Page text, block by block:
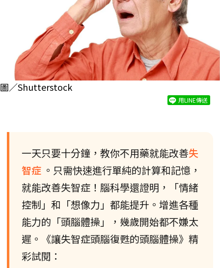
圖／Shutterstock
用LINE傳送
一天只要十分鐘，教你不用藥就能改善失
智症 。只需快速進行單純的計算和記憶，
就能改善失智症！腦科學還證明，「情緒
控制」和「想像力」都能提升。增進各種
能力的「頭腦體操」，幾歲開始都不嫌太
遲。《讓失智症頭腦復甦的頭腦體操》精
彩試閱：